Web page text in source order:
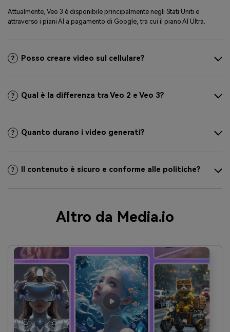
Attualmente, Veo 3 è disponibile principalmente negli Stati Uniti e
attraverso i piani AI a pagamento di Google, tra cui il piano AI Ultra.
Posso creare video sul cellulare?
Qual è la differenza tra Veo 2 e Veo 3?
Quanto durano i video generati?
Il contenuto è sicuro e conforme alle politiche?
Altro da Media.io